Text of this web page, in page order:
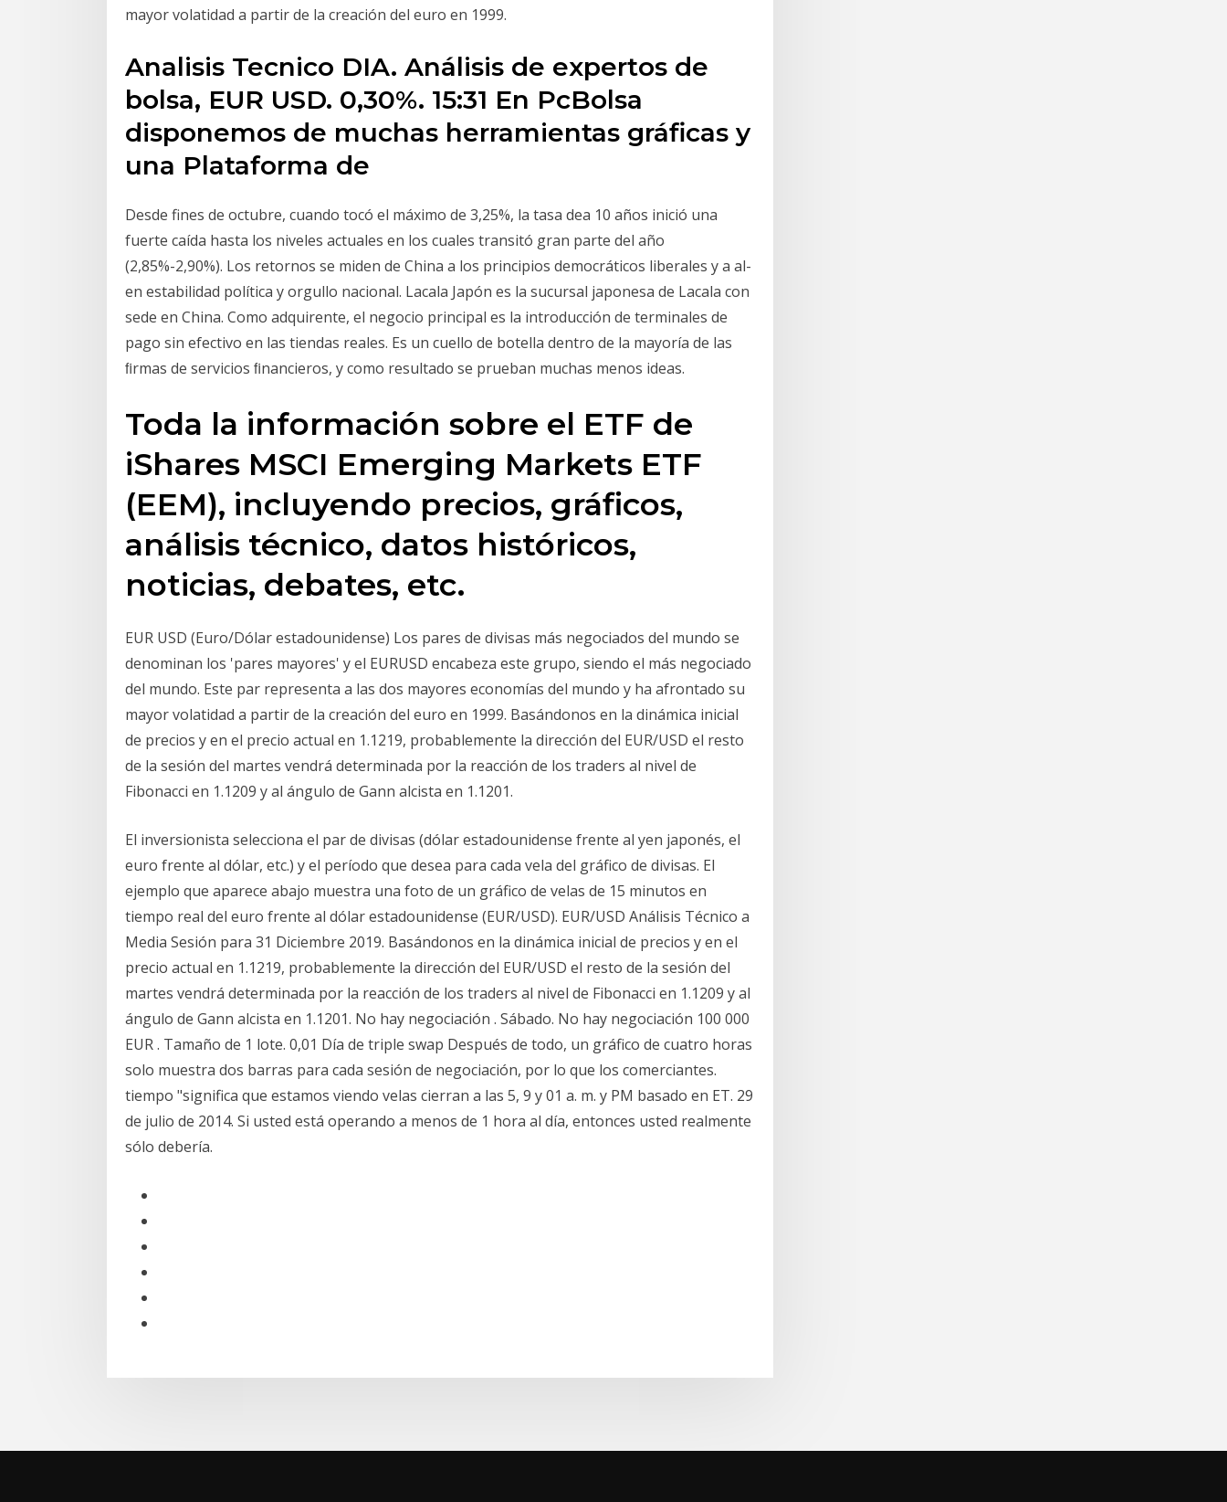
mayor volatidad a partir de la creación del euro en 1999.
Analisis Tecnico DIA. Análisis de expertos de
bolsa, EUR USD. 0,30%. 15:31 En PcBolsa
disponemos de muchas herramientas gráficas y
una Plataforma de
Desde fines de octubre, cuando tocó el máximo de 3,25%, la tasa dea 10 años inició una
fuerte caída hasta los niveles actuales en los cuales transitó gran parte del año
(2,85%-2,90%). Los retornos se miden de China a los principios democráticos liberales y a al-
en estabilidad política y orgullo nacional. Lacala Japón es la sucursal japonesa de Lacala con
sede en China. Como adquirente, el negocio principal es la introducción de terminales de
pago sin efectivo en las tiendas reales. Es un cuello de botella dentro de la mayoría de las
ﬁrmas de servicios ﬁnancieros, y como resultado se prueban muchas menos ideas.
Toda la información sobre el ETF de
iShares MSCI Emerging Markets ETF
(EEM), incluyendo precios, gráficos,
análisis técnico, datos históricos,
noticias, debates, etc.
EUR USD (Euro/Dólar estadounidense) Los pares de divisas más negociados del mundo se
denominan los 'pares mayores' y el EURUSD encabeza este grupo, siendo el más negociado
del mundo. Este par representa a las dos mayores economías del mundo y ha afrontado su
mayor volatidad a partir de la creación del euro en 1999. Basándonos en la dinámica inicial
de precios y en el precio actual en 1.1219, probablemente la dirección del EUR/USD el resto
de la sesión del martes vendrá determinada por la reacción de los traders al nivel de
Fibonacci en 1.1209 y al ángulo de Gann alcista en 1.1201.
El inversionista selecciona el par de divisas (dólar estadounidense frente al yen japonés, el
euro frente al dólar, etc.) y el período que desea para cada vela del gráfico de divisas. El
ejemplo que aparece abajo muestra una foto de un gráfico de velas de 15 minutos en
tiempo real del euro frente al dólar estadounidense (EUR/USD). EUR/USD Análisis Técnico a
Media Sesión para 31 Diciembre 2019. Basándonos en la dinámica inicial de precios y en el
precio actual en 1.1219, probablemente la dirección del EUR/USD el resto de la sesión del
martes vendrá determinada por la reacción de los traders al nivel de Fibonacci en 1.1209 y al
ángulo de Gann alcista en 1.1201. No hay negociación . Sábado. No hay negociación 100 000
EUR . Tamaño de 1 lote. 0,01 Día de triple swap Después de todo, un gráfico de cuatro horas
solo muestra dos barras para cada sesión de negociación, por lo que los comerciantes.
tiempo "significa que estamos viendo velas cierran a las 5, 9 y 01 a. m. y PM basado en ET. 29
de julio de 2014. Si usted está operando a menos de 1 hora al día, entonces usted realmente
sólo debería.